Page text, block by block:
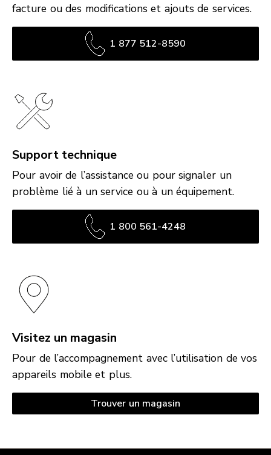
facture ou des modifications et ajouts de services.
1 877 512-8590
Support technique
Pour avoir de l’assistance ou pour signaler un
problème lié à un service ou à un équipement.
1 800 561-4248
Visitez un magasin
Pour de l’accompagnement avec l’utilisation de vos
appareils mobile et plus.
Trouver un magasin